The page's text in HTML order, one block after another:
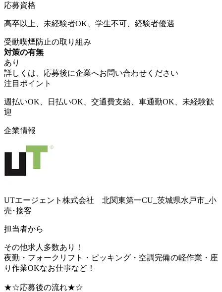
応募資格
高卒以上、未経験者OK、学生不可、経験者優遇
受動喫煙防止の取り組み
対策の有無
あり
詳しくは、応募後に企業へお問い合わせください
注目ポイント
週払いOK、日払いOK、交通費支給、車通勤OK、未経験歓
迎
企業情報
UTエージェント株式会社 北関東第一CU_茨城県水戸市_小
売･接客
担当者から
その他求人多数あり！
夜勤・フォークリフト・ピッキング・空調完備の軽作業・座
り作業OKなお仕事など！
★☆応募後の流れ★☆